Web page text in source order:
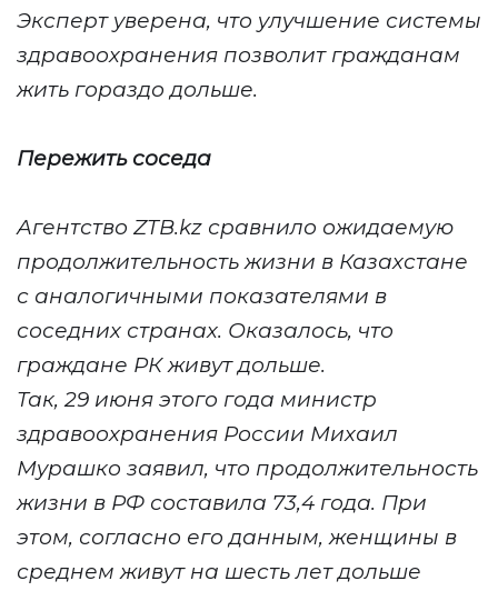
Эксперт уверена, что улучшение системы
здравоохранения позволит гражданам
жить гораздо дольше.
Пережить соседа
Агентство ZTB.kz сравнило ожидаемую
продолжительность жизни в Казахстане
с аналогичными показателями в
соседних странах. Оказалось, что
граждане РК живут дольше.
Так, 29 июня этого года министр
здравоохранения России Михаил
Мурашко заявил, что продолжительность
жизни в РФ составила 73,4 года. При
этом, согласно его данным, женщины в
среднем живут на шесть лет дольше